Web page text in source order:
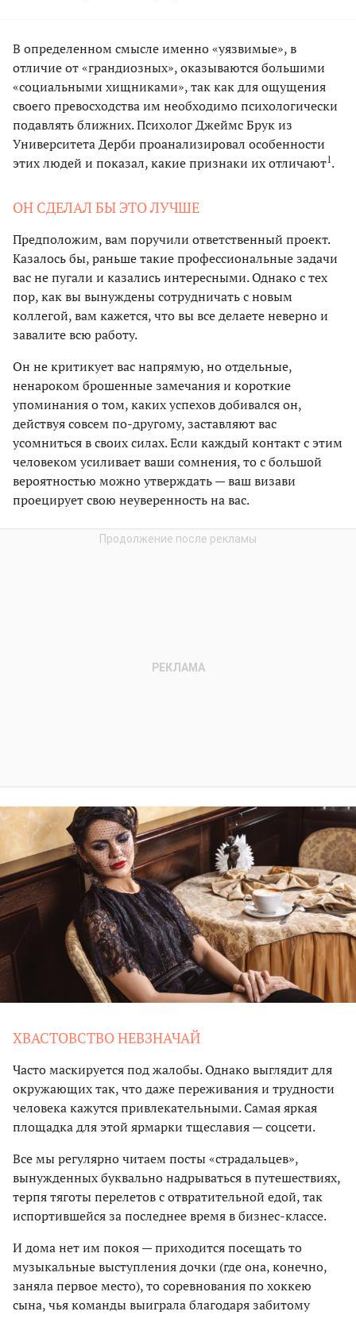
В определенном смысле именно «уязвимые», в
отличие от «грандиозных», оказываются большими
«социальными хищниками», так как для ощущения
своего превосходства им необходимо психологически
подавлять ближних. Психолог Джеймс Брук из
Университета Дерби проанализировал особенности
этих людей и показал, какие признаки их отличают1 .
ОН СДЕЛАЛ БЫ ЭТО ЛУЧШЕ
Предположим, вам поручили ответственный проект.
Казалось бы, раньше такие профессиональные задачи
вас не пугали и казались интересными. Однако с тех
пор, как вы вынуждены сотрудничать с новым
коллегой, вам кажется, что вы все делаете неверно и
завалите всю работу.
Он не критикует вас напрямую, но отдельные,
ненароком брошенные замечания и короткие
упоминания о том, каких успехов добивался он,
действуя совсем по-другому, заставляют вас
усомниться в своих силах. Если каждый контакт с этим
человеком усиливает ваши сомнения, то с большой
вероятностью можно утверждать — ваш визави
проецирует свою неуверенность на вас.
ХВАСТОВСТВО НЕВЗНАЧАЙ
Часто маскируется под жалобы. Однако выглядит для
окружающих так, что даже переживания и трудности
человека кажутся привлекательными. Самая яркая
площадка для этой ярмарки тщеславия — соцсети.
Все мы регулярно читаем посты «страдальцев»,
вынужденных буквально надрываться в путешествиях,
терпя тяготы перелетов с отвратительной едой, так
испортившейся за последнее время в бизнес-классе.
И дома нет им покоя — приходится посещать то
музыкальные выступления дочки (где она, конечно,
заняла первое место), то соревнования по хоккею
сына, чья команды выиграла благодаря забитому